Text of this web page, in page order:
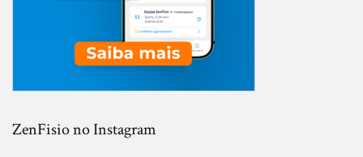
ZenFisio no Instagram